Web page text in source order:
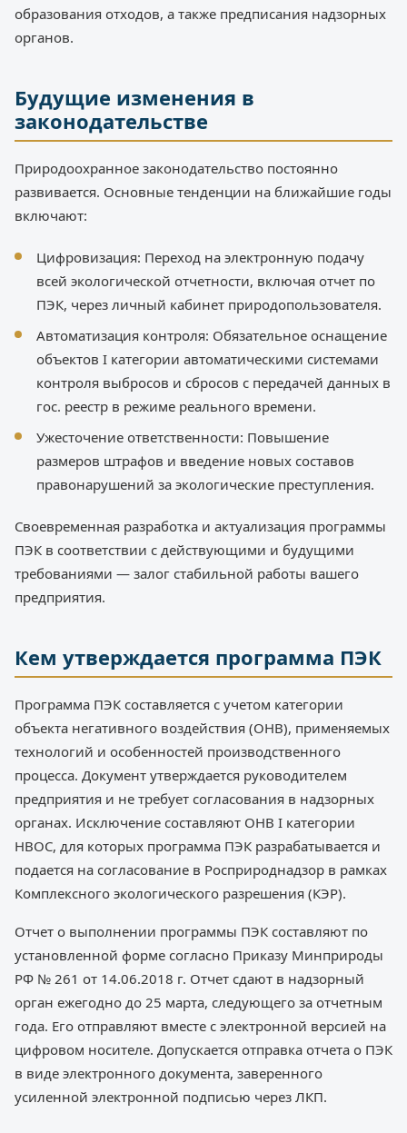
образования отходов, а также предписания надзорных
органов.
Будущие изменения в
законодательстве
Природоохранное законодательство постоянно
развивается. Основные тенденции на ближайшие годы
включают:
Цифровизация: Переход на электронную подачу
всей экологической отчетности, включая отчет по
ПЭК, через личный кабинет природопользователя.
Автоматизация контроля: Обязательное оснащение
объектов I категории автоматическими системами
контроля выбросов и сбросов с передачей данных в
гос. реестр в режиме реального времени.
Ужесточение ответственности: Повышение
размеров штрафов и введение новых составов
правонарушений за экологические преступления.
Своевременная разработка и актуализация программы
ПЭК в соответствии с действующими и будущими
требованиями — залог стабильной работы вашего
предприятия.
Кем утверждается программа ПЭК
Программа ПЭК составляется с учетом категории
объекта негативного воздействия (ОНВ), применяемых
технологий и особенностей производственного
процесса. Документ утверждается руководителем
предприятия и не требует согласования в надзорных
органах. Исключение составляют ОНВ I категории
НВОС, для которых программа ПЭК разрабатывается и
подается на согласование в Росприроднадзор в рамках
Комплексного экологического разрешения (КЭР).
Отчет о выполнении программы ПЭК составляют по
установленной форме согласно Приказу Минприроды
РФ № 261 от 14.06.2018 г. Отчет сдают в надзорный
орган ежегодно до 25 марта, следующего за отчетным
года. Его отправляют вместе с электронной версией на
цифровом носителе. Допускается отправка отчета о ПЭК
в виде электронного документа, заверенного
усиленной электронной подписью через ЛКП.